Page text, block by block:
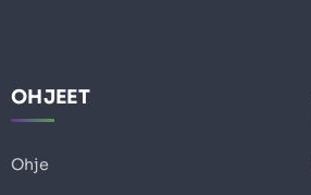
OHJEET
Ohje